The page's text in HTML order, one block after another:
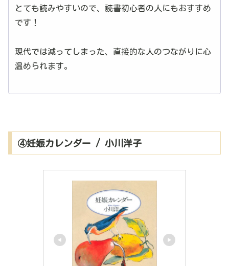
とても読みやすいので、読書初心者の人にもおすすめ
です！
現代では減ってしまった、直接的な人のつながりに心
温められます。
④妊娠カレンダー / 小川洋子